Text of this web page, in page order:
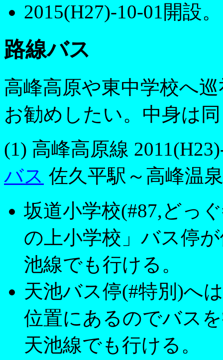
2015(H27)-10-01開設。
路線バス
高峰高原や東中学校へ
お勧めしたい。中身は
(1) 高峰高原線
バス 佐久平駅～高峰温
坂道小学校(#87,どっ
の上小学校」バス停
池線でも行ける。
天池バス停(#特別)へ
位置にあるのでバス
天池線でも行ける。